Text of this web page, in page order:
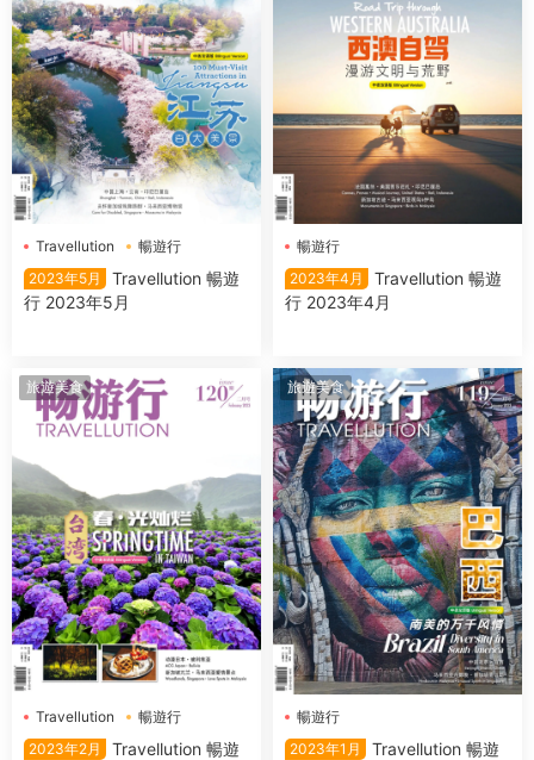
Travellution
暢遊行
2023年5月
Travellution 暢遊
行 2023年5月
暢遊行
2023年4月
Travellution 暢遊
行 2023年4月
旅遊美食
Travellution
暢遊行
2023年2月
Travellution 暢遊
旅遊美食
暢遊行
2023年1月
Travellution 暢遊